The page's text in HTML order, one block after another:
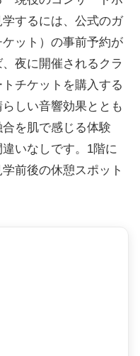
するには、公式のガ
ット）の事前予約が
夜に開催されるクラ
チケットを購入する
しい音響効果ととも
を肌で感じる体験
いなしです。1階に
前後の休憩スポット